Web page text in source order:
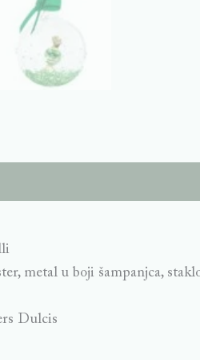
metal u boji šampanjca,
Dulcis